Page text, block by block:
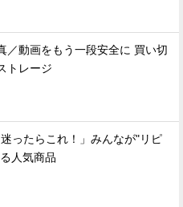
／動画をもう一段安全に 買い切
トレージ
迷ったらこれ！」みんなが"リピ
人気商品